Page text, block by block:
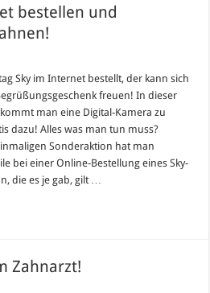
bestellen und
Sky im Internet bestellt, der kann sich
freuen! In dieser
man eine Digital-Kamera zu
dazu! Alles was man tun muss?
Sonderaktion hat man
bei einer Online-Bestellung eines Sky-
die es je gab, gilt …
Zahnarzt!